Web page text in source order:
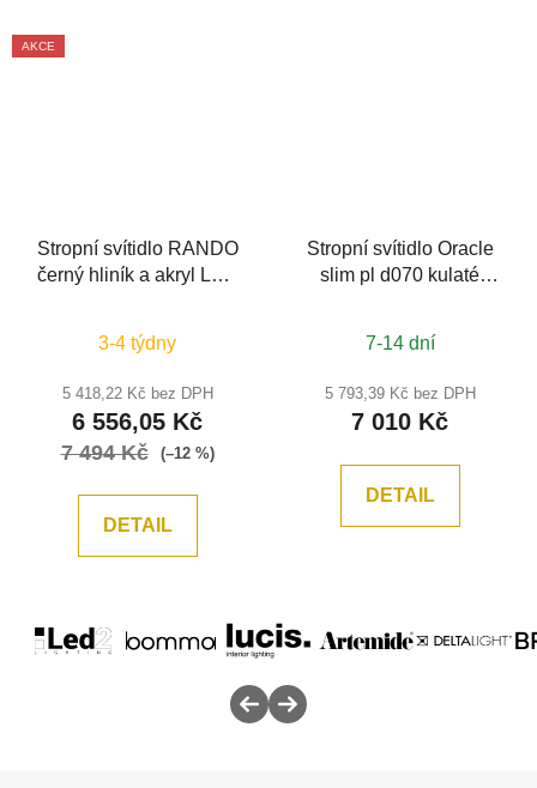
AKCE
Stropní svítidlo RANDO
černý hliník a akryl LED
3-4 týdny
5 418,22 Kč bez DPH
6 556,05 Kč
7 494 Kč (–12 %)
DETAIL
Stropní svítidlo Oracle
slim pl d070 kulaté
7-14 dní
5 793,39 Kč bez DPH
7 010 Kč
DETAIL